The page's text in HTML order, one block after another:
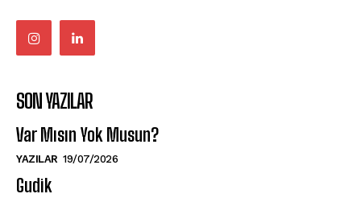
SON YAZILAR
Var Mısın Yok Musun?
YAZILAR 19/07/2026
Gudik